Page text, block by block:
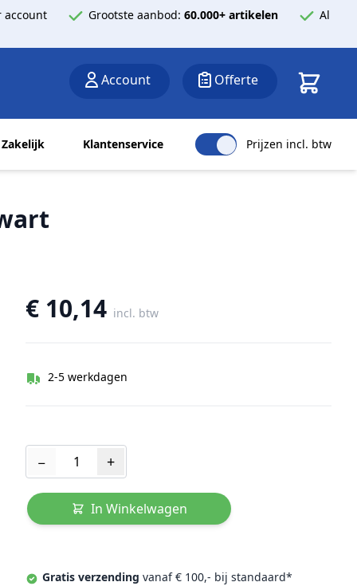
account Grootste aanbod: 60.000+ artikelen
Al
Account Offerte
Zakelijk Klantenservice Prijzen incl. btw
€ 10,14 incl. btw
2-5 werkdagen
− +
In Winkelwagen
Gratis verzending vanaf € 100,- bij standaard*